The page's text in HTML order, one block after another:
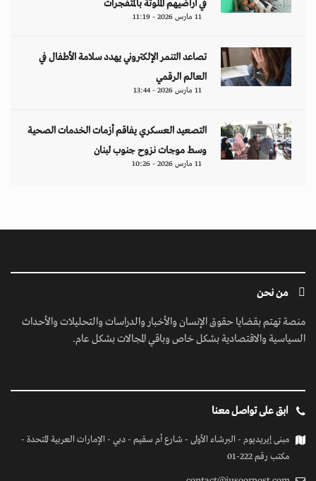
في أراضيهم الملوثة بالمتفجرات
11 مارس 2026 - 11:19
تصاعد التنمر الإلكتروني يهدد سلامة الأطفال في
العالم الرقمي
11 مارس 2026 - 13:44
التصعيد العسكري يفاقم أزمات الخدمات الصحية
وسط موجات نزوح جنوب لبنان
11 مارس 2026 - 10:26
من نحن
منصة تهتم بقضايا حقوق الإنسان والأخبار والدراسات والتحليلات والأحداث
السياسية والاقتصادية بشكل خاص وباقي المجالات بشكل عام.
ابق على تواصل معنا
مبنى إيريديوم - البرشاء الأولى - شارع أم سقيم - دبي - الإمارات العربية المتحدة -
مكتب رقم 222-01